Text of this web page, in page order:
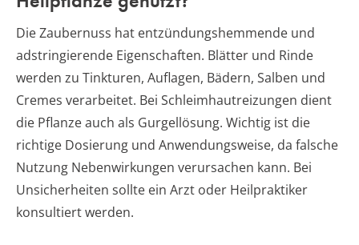
Die Zaubernuss hat entzündungshemmende und
adstringierende Eigenschaften. Blätter und Rinde
werden zu Tinkturen, Auflagen, Bädern, Salben und
Cremes verarbeitet. Bei Schleimhautreizungen dient
die Pflanze auch als Gurgellösung. Wichtig ist die
richtige Dosierung und Anwendungsweise, da falsche
Nutzung Nebenwirkungen verursachen kann. Bei
Unsicherheiten sollte ein Arzt oder Heilpraktiker
konsultiert werden.